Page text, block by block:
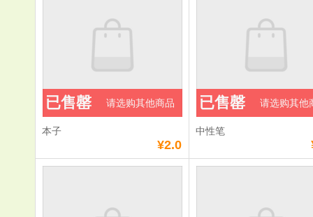
本子
¥2.0
已售罄 请选购其他商品
中性笔
已售罄 请选购其他